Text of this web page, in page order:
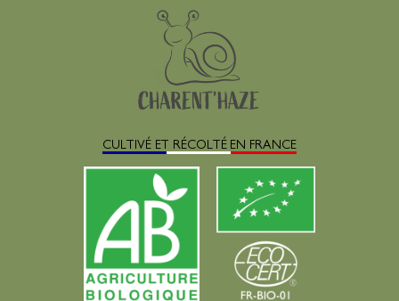
CULTIVÉ ET RÉCOLTÉ EN FRANCE